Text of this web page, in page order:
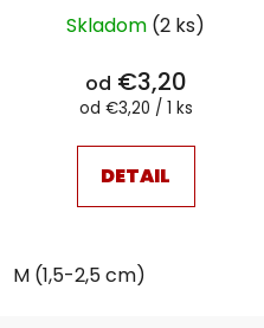
Skladom (2 ks)
od €3,20
Jednotková
od €3,20 / 1 ks
DETAIL
M (1,5-2,5 cm)